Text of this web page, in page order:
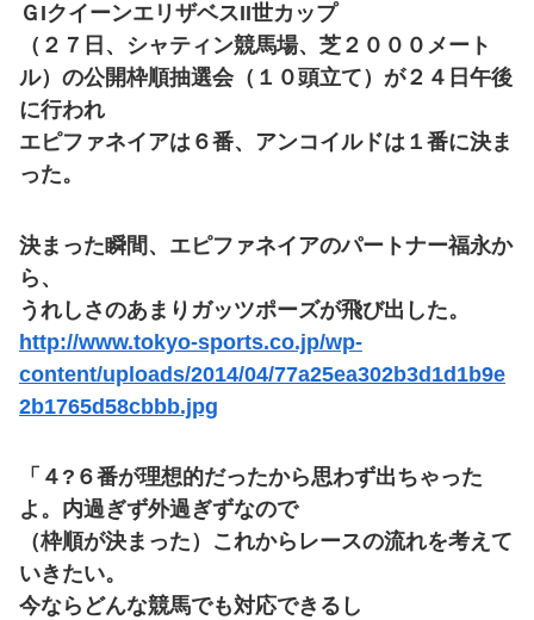
ＧIクイーンエリザベスII世カップ
（２７日、シャティン競馬場、芝２０００メート
ル）の公開枠順抽選会（１０頭立て）が２４日午後
に行われ
エピファネイアは６番、アンコイルドは１番に決ま
った。
決まった瞬間、エピファネイアのパートナー福永か
ら、
うれしさのあまりガッツポーズが飛び出した。
http://www.tokyo-sports.co.jp/wp-
content/uploads/2014/04/77a25ea302b3d1d1b9e
2b1765d58cbbb.jpg
「４?６番が理想的だったから思わず出ちゃった
よ。内過ぎず外過ぎずなので
（枠順が決まった）これからレースの流れを考えて
いきたい。
今ならどんな競馬でも対応できるし